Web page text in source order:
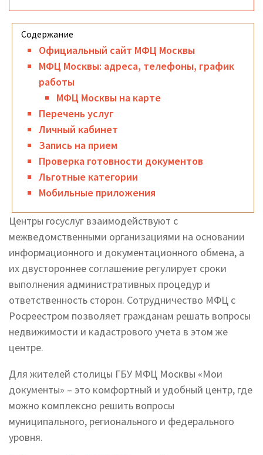
Официальный сайт МФЦ Москвы
МФЦ Москвы: адреса, телефоны, график
работы
МФЦ Москвы на карте
Перечень услуг
Личный кабинет
Запись на прием
Проверка готовности документов
Льготные категории
Мобильные приложения
Центры госуслуг взаимодействуют с
межведомственными организациями на основании
информационного и документационного обмена, а
их двустороннее соглашение регулирует сроки
выполнения административных процедур и
ответственность сторон. Сотрудничество МФЦ с
Росреестром позволяет гражданам решать вопросы
недвижимости и кадастрового учета в этом же
центре.
Для жителей столицы ГБУ МФЦ Москвы «Мои
документы» – это комфортный и удобный центр, где
можно комплексно решить вопросы
муниципального, регионального и федерального
уровня.